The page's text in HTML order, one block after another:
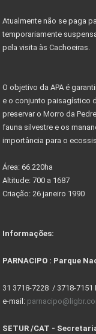
CIRCUITO DE
Vetor Norte de BH é
Listas de
Atualmente não se paga
temporariamente
pela visita às Cachoeiras.
O objetivo da APA é
e o conjunto paisagístico
preservar o Morro da
fauna silvestre e os
importância para o
Área: 66.220ha
Altitude: 700 a 1687
Criação: 26 janeiro 1990
Informações:
PARNACIPO : Parque
31 3718-7228 / 3718-7151
e-mail:
SETUR /CAT -